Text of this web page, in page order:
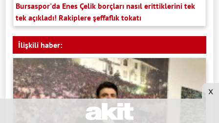
Bursaspor'da Enes Çelik borçları nasıl erittiklerini tek
tek açıkladı! Rakiplere şeffaflık tokatı
İlişkili haber:
x